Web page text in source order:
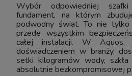
Wybór odpowiedniej
fundament, na którym
podwodny świat. To nie
przede wszystkim
całej instalacji. W
doświadczeniem w branży,
setki kilogramów wody,
absolutnie bezkompromisowej